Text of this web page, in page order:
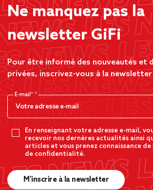
Ne manquez pas la
newsletter GiFi
Pour être informé des nouveautés et
privées, inscrivez-vous à la newsletter
E-mail*
En renseignant votre adresse e-mail,
recevoir nos dernères actualités ainsi
articles et vous prenez connaissance
de confidentialité.
M’inscrire à la newsletter